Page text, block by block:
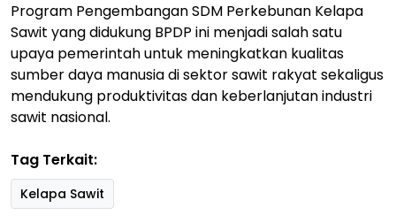
Program Pengembangan SDM Perkebunan Kelapa
Sawit yang didukung BPDP ini menjadi salah satu
upaya pemerintah untuk meningkatkan kualitas
sumber daya manusia di sektor sawit rakyat sekaligus
mendukung produktivitas dan keberlanjutan industri
sawit nasional.
Tag Terkait:
Kelapa Sawit